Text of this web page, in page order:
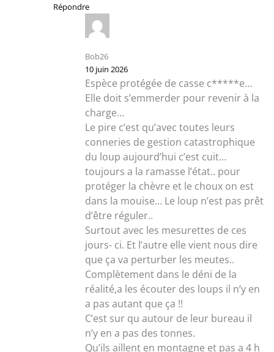
Répondre
Bob26
10 juin 2026
Espèce protégée de casse c*****e…
Elle doit s’emmerder pour revenir à la
charge…
Le pire c’est qu’avec toutes leurs
conneries de gestion catastrophique
du loup aujourd’hui c’est cuit…
toujours a la ramasse l’état.. pour
protéger la chèvre et le choux on est
dans la mouise… Le loup n’est pas prêt
d’être réguler..
Surtout avec les mesurettes de ces
jours- ci. Et l’autre elle vient nous dire
que ça va perturber les meutes..
Complètement dans le déni de la
réalité,a les écouter des loups il n’y en
a pas autant que ça !!
C’est sur qu autour de leur bureau il
n’y en a pas des tonnes.
Qu’ils aillent en montagne et pas a 4 h